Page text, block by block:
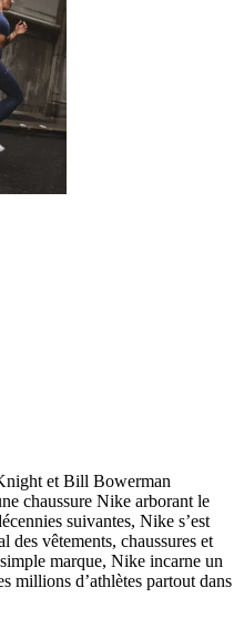
et Bill Bowerman
chaussure Nike arborant le
suivantes, Nike s’est
des vêtements, chaussures et
marque, Nike incarne un
millions d’athlètes partout dans